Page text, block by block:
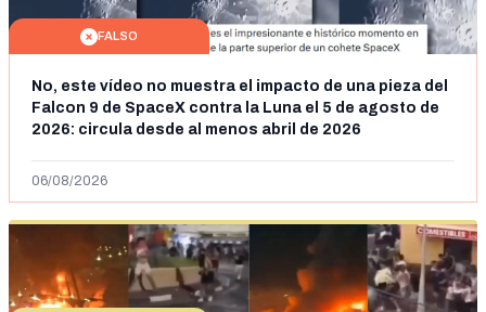
FALSO
No, este vídeo no muestra el impacto de una pieza del
Falcon 9 de SpaceX contra la Luna el 5 de agosto de
2026: circula desde al menos abril de 2026
06/08/2026